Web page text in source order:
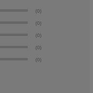
(0)
(0)
(0)
(0)
(0)